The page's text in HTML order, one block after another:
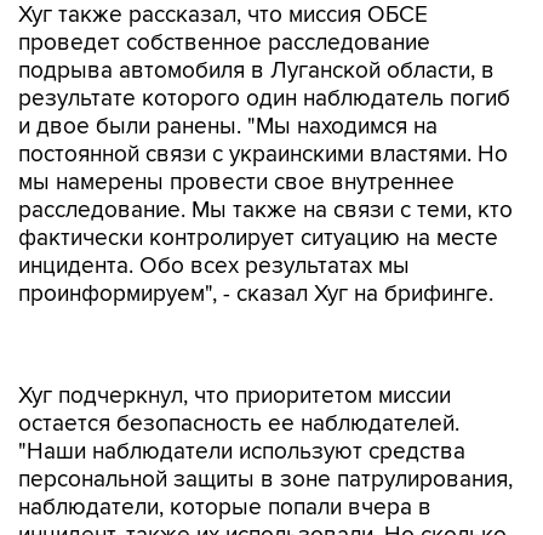
Хуг также рассказал, что миссия ОБСЕ
проведет собственное расследование
подрыва автомобиля в Луганской области, в
результате которого один наблюдатель погиб
и двое были ранены. "Мы находимся на
постоянной связи с украинскими властями. Но
мы намерены провести свое внутреннее
расследование. Мы также на связи с теми, кто
фактически контролирует ситуацию на месте
инцидента. Обо всех результатах мы
проинформируем", - сказал Хуг на брифинге.
"Наши наблюдатели используют средства
персональной защиты в зоне патрулирования,
наблюдатели, которые попали вчера в
инцидент, также их использовали. Но сколько
бы мер по снижению насилия мы ни